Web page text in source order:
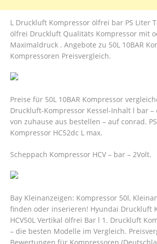
L Druckluft Kompressor ölfrei bar PS Liter
ölfrei Druckluft Qualitäts Kompressor mit
Maximaldruck . Angebote zu 50L 10BAR
Kompressoren Preisvergleich.
Preise für 50L 10BAR Kompressor
Druckluft-Kompressor Kessel-Inhalt l bar
von zuhause aus bestellen – auf conrad.
Kompressor HC52dc L max.
Scheppach Kompressor HCV – bar – 2Volt.
Bay Kleinanzeigen: Kompressor 50l,
finden oder inserieren! Hyundai Druckluft
HCV50L Vertikal ölfrei Bar l 1. Druckluft
– die besten Modelle im Vergleich.